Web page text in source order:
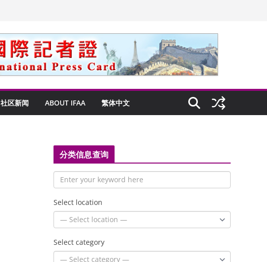
社区新闻 ABOUT IFAA 繁体中文
分类信息查询
Select location
Select category